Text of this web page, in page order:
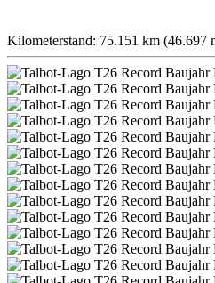
Kilometerstand: 75.151 km (46.697